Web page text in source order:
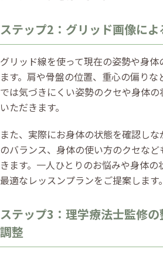
ステップ2：グリッド画像に
グリッド線を使って現在の姿勢や身
ます。肩や骨盤の位置、重心の偏り
では気づきにくい姿勢のクセや身体
いただきます。
また、実際にお身体の状態を確認し
のバランス、身体の使い方のクセな
きます。一人ひとりのお悩みや身体の
最適なレッスンプランをご提案します。
ステップ3：理学療法士監修
調整